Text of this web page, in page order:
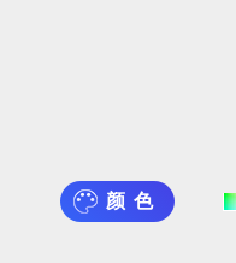
颜色